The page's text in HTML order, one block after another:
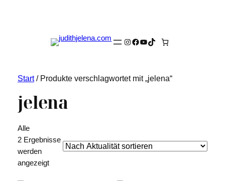
Instagram
Facebook
YouTube
TikTok
Start/ Produkte verschlagwortet mit „jelena“
jelena
Alle
2 Ergebnisse
werden
angezeigtNach